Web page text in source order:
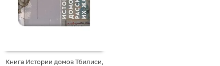
Книга Истории домов Тбилиси,